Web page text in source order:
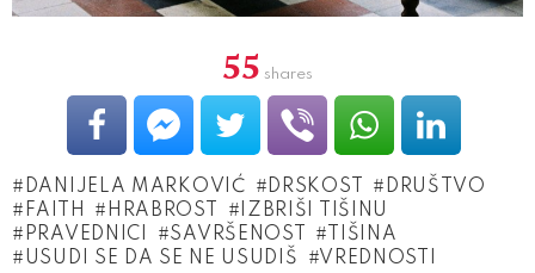
55 shares
DANIJELA MARKOVIĆ DRSKOST
DRUŠTVO
FAITH
HRABROST
IZBRIŠI TIŠINU
PRAVEDNICI
SAVRŠENOST
TIŠINA
USUDI SE DA SE NE USUDIŠ
VREDNOSTI